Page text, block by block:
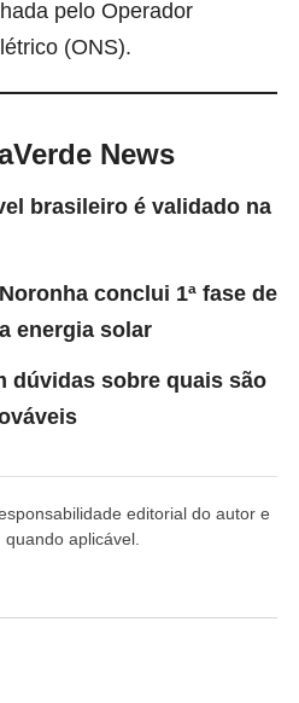
pelo Operador
(ONS).
News
brasileiro é validado na
conclui 1ª fase de
energia solar
dúvidas sobre quais são
editorial do autor e
aplicável.